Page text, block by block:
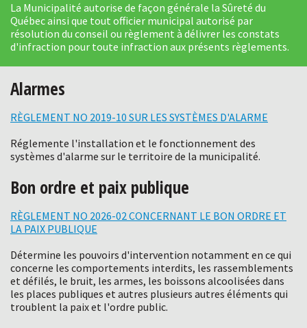
La Municipalité autorise de façon générale la Sûreté du
Québec ainsi que tout officier municipal autorisé par
résolution du conseil ou règlement à délivrer les constats
d'infraction pour toute infraction aux présents règlements.
Alarmes
RÈGLEMENT NO 2019-10 SUR LES SYSTÈMES D'ALARME
Réglemente l'installation et le fonctionnement des
systèmes d'alarme sur le territoire de la municipalité.
Bon ordre et paix publique
RÈGLEMENT NO 2026-02 CONCERNANT LE BON ORDRE ET
LA PAIX PUBLIQUE
Détermine les pouvoirs d'intervention notamment en ce qui
concerne les comportements interdits, les rassemblements
et défilés, le bruit, les armes, les boissons alcoolisées dans
les places publiques et autres plusieurs autres éléments qui
troublent la paix et l'ordre public.